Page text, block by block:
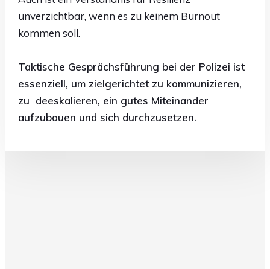
unverzichtbar, wenn es zu keinem Burnout
kommen soll.
Taktische Gesprächsführung bei der Polizei ist
essenziell, um zielgerichtet zu kommunizieren,
zu deeskalieren, ein gutes Miteinander
aufzubauen und sich durchzusetzen.